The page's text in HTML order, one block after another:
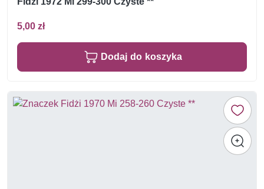
5,00 zł
Dodaj do koszyka